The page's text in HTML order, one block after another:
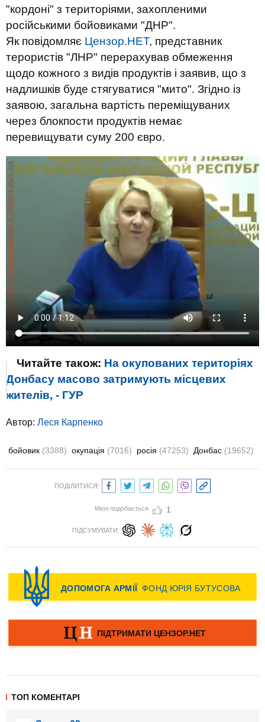
"кордоні" з територіями, захопленими
російськими бойовиками "ДНР".
Як повідомляє Цензор.НЕТ, представник
терористів "ЛНР" перерахував обмеження
щодо кожного з видів продуктів і заявив, що з
надлишків буде стягуватися "мито". Згідно із
заявою, загальна вартість переміщуваних
через блокпости продуктів немає
перевищувати суму 200 євро.
Читайте також: На окупованих територіях
Донбасу масово затримують місцевих
жителів, - ГУР
Автор: Леся Карпенко
бойовик (3388) окупація (7016) росія (47253) Донбас (19652)
ПОДІЛИТИСЯ:
Мені подобається 1
ПІДСУМУВАТИ:
ТОП КОМЕНТАРІ